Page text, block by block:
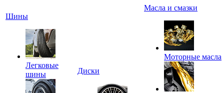
Шины
Легковые
шины
Диски
Масла и смазки
Моторные масла